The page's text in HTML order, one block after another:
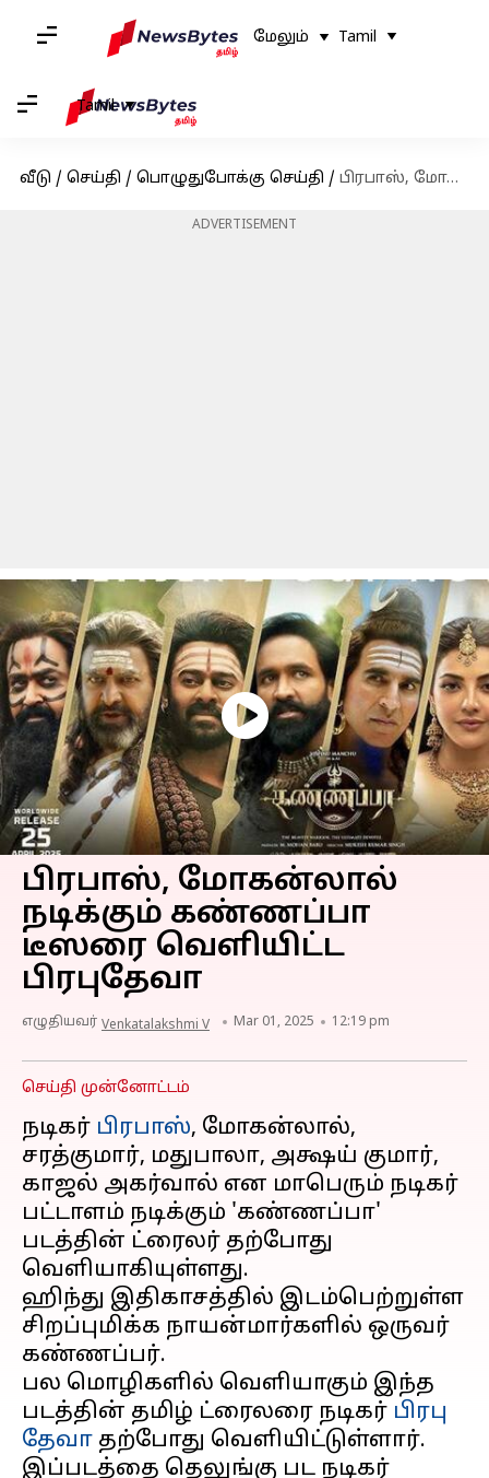
மேலும் Tamil
Tamil
வீடு / செய்தி / பொழுதுபோக்கு செய்தி / பிரபாஸ், மோகன்லால் நடிக்கும் கண்ணப்பா டீஸரை வெளியிட்ட பிரபுதேவா
ADVERTISEMENT
பிரபாஸ், மோகன்லால்
நடிக்கும் கண்ணப்பா
டீஸரை வெளியிட்ட
பிரபுதேவா
எழுதியவர் Venkatalakshmi V Mar 01, 2025 12:19 pm
செய்தி முன்னோட்டம்
நடிகர் பிரபாஸ், மோகன்லால்,
சரத்குமார், மதுபாலா, அக்ஷய் குமார்,
காஜல் அகர்வால் என மாபெரும் நடிகர்
பட்டாளம் நடிக்கும் 'கண்ணப்பா'
படத்தின் ட்ரைலர் தற்போது
வெளியாகியுள்ளது.
ஹிந்து இதிகாசத்தில் இடம்பெற்றுள்ள
சிறப்புமிக்க நாயன்மார்களில் ஒருவர்
கண்ணப்பர்.
பல மொழிகளில் வெளியாகும் இந்த
படத்தின் தமிழ் ட்ரைலரை நடிகர் பிரபு
தேவா தற்போது வெளியிட்டுள்ளார்.
இப்படத்தை தெலுங்கு பட நடிகர்